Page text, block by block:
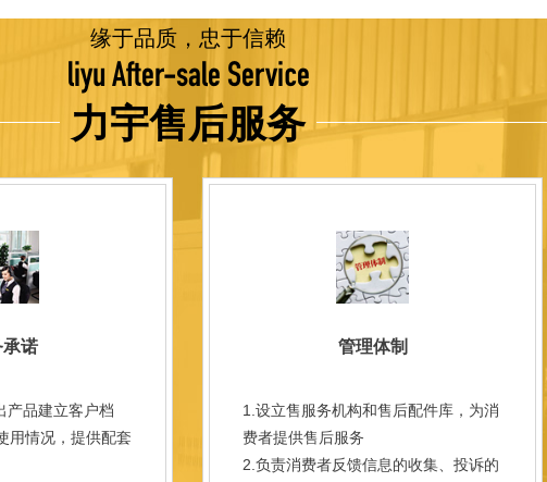
公司坚持精益求精、持续创新，自主
具备升温快、节能效果显著、温控精
降温及保温、炉体表面温度接近室温等特
项官方资质认定：高新 技术企业、科
特新企业。 我们坚持以科技促生产，
服务完善，信誉良好的原则。 热诚欢迎
缘于品质，忠于信赖
liyu After-sale Service
力宇售后服务
承诺
产品建立客户档
用情况，提供配套
管理体制
1.设立售服务机构和售后配件库，为消
费者提供售后服务
2.负责消费者反馈信息的收集、投诉的